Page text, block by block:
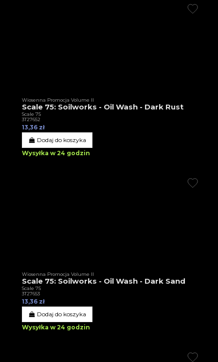
Wiosenna Promocja Volume II
Scale 75: Soilworks - Oil Wash - Dark Rust
Scale 75
3T27652
13,36 zł
Dodaj do koszyka
Wysyłka w 24 godzin
Wiosenna Promocja Volume II
Scale 75: Soilworks - Oil Wash - Dark Sand
Scale 75
3T27653
13,36 zł
Dodaj do koszyka
Wysyłka w 24 godzin